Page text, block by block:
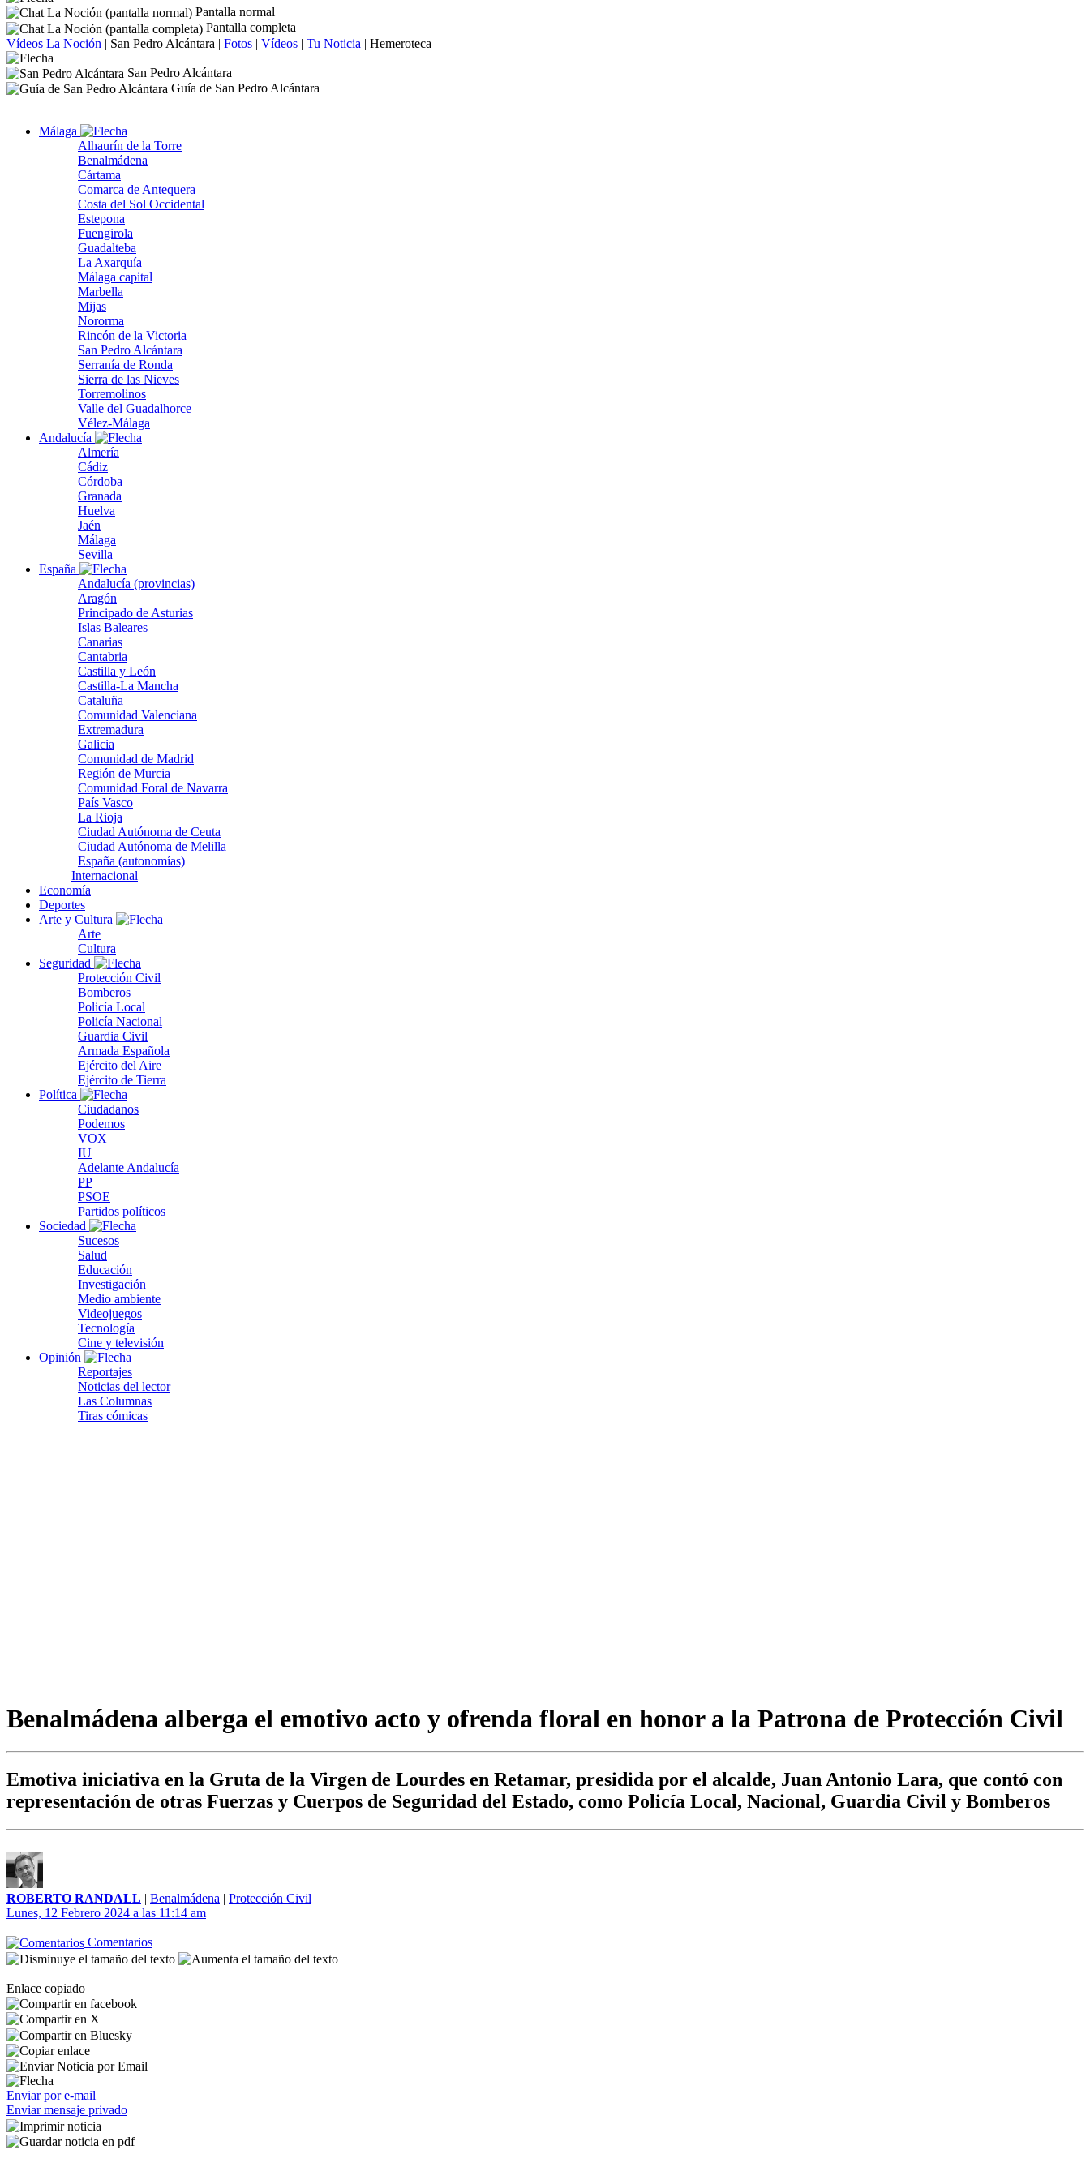
Pantalla normal
Pantalla completa
Vídeos La Noción | San Pedro Alcántara | Fotos | Vídeos | Tu Noticia | Hemeroteca
San Pedro Alcántara
Guía de San Pedro Alcántara
Málaga
Alhaurín de la Torre
Benalmádena
Cártama
Comarca de Antequera
Costa del Sol Occidental
Estepona
Fuengirola
Guadalteba
La Axarquía
Málaga capital
Marbella
Mijas
Nororma
Rincón de la Victoria
San Pedro Alcántara
Serranía de Ronda
Sierra de las Nieves
Torremolinos
Valle del Guadalhorce
Vélez-Málaga
Andalucía
Almería
Cádiz
Córdoba
Granada
Huelva
Jaén
Málaga
Sevilla
España
Andalucía (provincias)
Aragón
Principado de Asturias
Islas Baleares
Canarias
Cantabria
Castilla y León
Castilla-La Mancha
Cataluña
Comunidad Valenciana
Extremadura
Galicia
Comunidad de Madrid
Región de Murcia
Comunidad Foral de Navarra
País Vasco
La Rioja
Ciudad Autónoma de Ceuta
Ciudad Autónoma de Melilla
España (autonomías)
Internacional
Economía
Deportes
Arte y Cultura
Arte
Cultura
Seguridad
Protección Civil
Bomberos
Policía Local
Policía Nacional
Guardia Civil
Armada Española
Ejército del Aire
Ejército de Tierra
Política
Ciudadanos
Podemos
VOX
IU
Adelante Andalucía
PP
PSOE
Partidos políticos
Sociedad
Sucesos
Salud
Educación
Investigación
Medio ambiente
Videojuegos
Tecnología
Cine y televisión
Opinión
Reportajes
Noticias del lector
Las Columnas
Tiras cómicas
Benalmádena alberga el emotivo acto y ofrenda floral en honor a la Patrona de Protección Civil
Emotiva iniciativa en la Gruta de la Virgen de Lourdes en Retamar, presidida por el alcalde, Juan Antonio Lara, que contó con
representación de otras Fuerzas y Cuerpos de Seguridad del Estado, como Policía Local, Nacional, Guardia Civil y Bomberos
ROBERTO RANDALL | Benalmádena | Protección Civil
Lunes, 12 Febrero 2024 a las 11:14 am
Comentarios
Enlace copiado
Enviar por e-mail
Enviar mensaje privado